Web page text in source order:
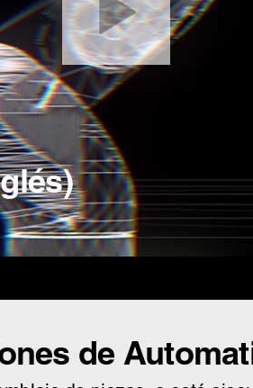
de